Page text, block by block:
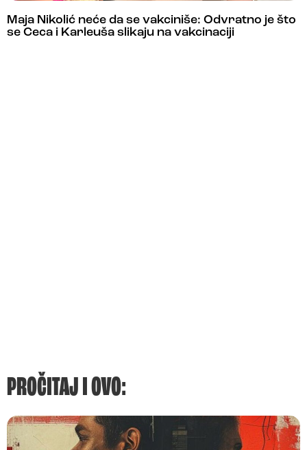
Maja Nikolić neće da se vakciniše: Odvratno je što
se Ceca i Karleuša slikaju na vakcinaciji
PROČITAJ I OVO: